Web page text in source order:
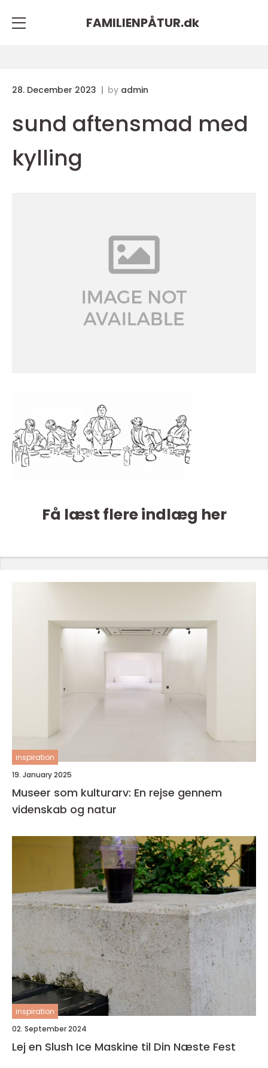
FAMILIENPÅTUR.dk
28. December 2023 by admin
sund aftensmad med
kylling
Få læst flere indlæg her
inspiration
19. January 2025
Museer som kulturarv: En rejse gennem
videnskab og natur
inspiration
02. September 2024
Lej en Slush Ice Maskine til Din Næste Fest